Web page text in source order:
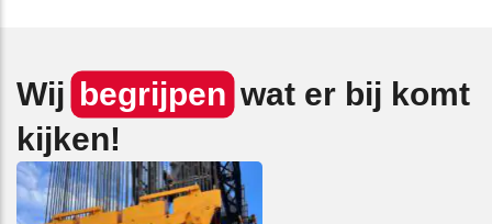
Wij begrijpen wat er bij komt
kijken!